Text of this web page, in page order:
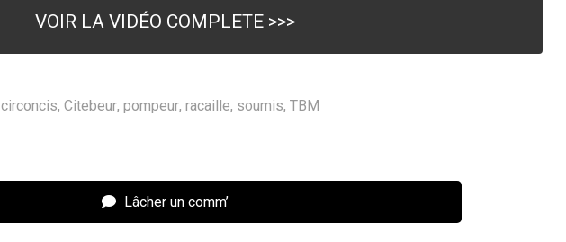
VOIR LA VIDÉO COMPLETE >>>
circoncis, Citebeur, pompeur, racaille, soumis, TBM
Lâcher un comm’